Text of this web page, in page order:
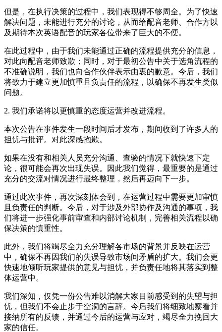
但是，在执行决策的过程中，我们表现得不够周全。为了快速
解决问题，未能进行充分的讨论，从而给配音老师、合作方以
及期待本次英语配音的玩家各位带来了巨大的不便。
在此过程中，由于我们未能通过正确的流程提供充分的信息，
对此向配音老师致歉；同时，对于最初公告中关于选角流程的
不准确说明，我们也向合作伙伴表示由衷的歉意。今后，我们
将致力于建立更加慎重且负责任的流程，以确保不再发生类似
问题。
2. 我们承诺将以更慎重的态度运营并改进流程。
本次公告在事件发生一段时间后才发布，期间收到了许多人的
担忧与批评。对此深感抱歉。
如果在没有和相关人员充分沟通、查验的情况下就快速下定
论，很可能会再次出现失误。因此我们觉得，最重要的是通过
充分的交流对情况进行最终整理，然后再迈向下一步。
通过此次事件，再次深刻体会到，在运营过程中需要更加审慎
且负责任的判断。今后，对于涉及外部协作及沟通的事项，我
们将进一步强化事前审查和内部讨论机制，完善相关流程以确
保决策的慎重性。
此外，我们将竭尽全力充分理解各市场的背景并反映在运营
中，确保不再因我们的失误导致市场间矛盾的扩大。我们会更
快速地倾听玩家提供的意见与担忧，并负责任地将其落实到整
体运营中。
我们深知，仅凭一份公告难以消解大家目前感受到的失望与担
忧，但我们不会止步于空洞的言辞。今后我们将细致地察看并
接纳所有的反馈，并通过今后的运营与应对，竭尽全力挽回大
家的信任。